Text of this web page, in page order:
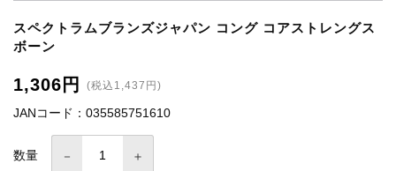
スペクトラムブランズジャパン コング コアストレングス
ボーン
1,306円 (税込1,437円)
JANコード：035585751610
数量